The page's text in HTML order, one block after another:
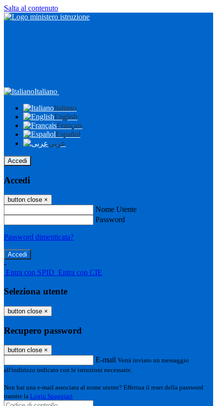
Salta al contenuto
Italiano
Italiano
English
Français
Español
عربى
Accedi
Accedi
button close ×
Nome Utente
Password
Password dimenticata?
-
Entra con SPID Entra con CIE
Seleziona utente
button close ×
Recupero password
button close ×
E-mail Verrà inviato un messaggio
all'indirizzo indicato con le istruzioni necessarie.
Non hai una e-mail associata al nome utente? Effettua il reset della password
tramite la Login Spaggiari